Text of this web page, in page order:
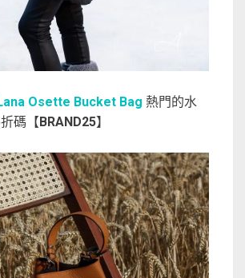
Osette Bucket Bag 熱門的水
碼【 BRAND25】